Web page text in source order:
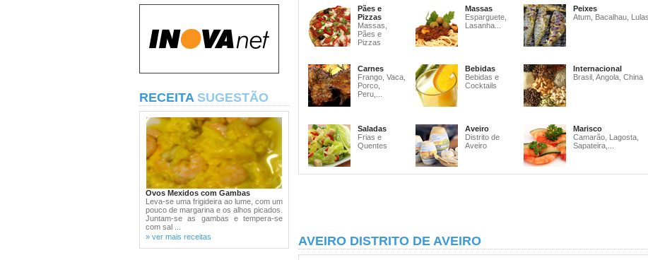
RECEITA SUGESTÃO
Ovos Mexidos com Gambas
Leva-se uma frigideira ao lume, com um
pouco de margarina e os alhos picados.
Juntam-se as gambas e tempera-se
com sal ...
» ver mais receitas
Pães e
Pizzas
Massas,
Pães e
Pizzas
Massas
Esparguete,
Lasanha...
Peixes
Atum, Bacalhau, Lulas
Carnes
Frango, Vaca,
Porco,
Peru,...
Bebidas
Bebidas e
Cocktails
Internacional
Brasil, Angola, China
Saladas
Frias e
Quentes
Aveiro
Distrito de
Aveiro
Marisco
Camarão, Lagosta,
Sapateira,...
AVEIRO DISTRITO DE AVEIRO